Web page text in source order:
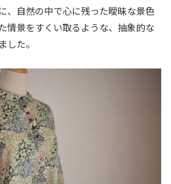
、自然の中で心に残った曖昧な景色
情景をすくい取るような、抽象的な
した。